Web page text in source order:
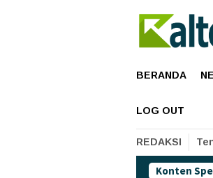
BERANDA
LOG OUT
REDAKSI
Konten